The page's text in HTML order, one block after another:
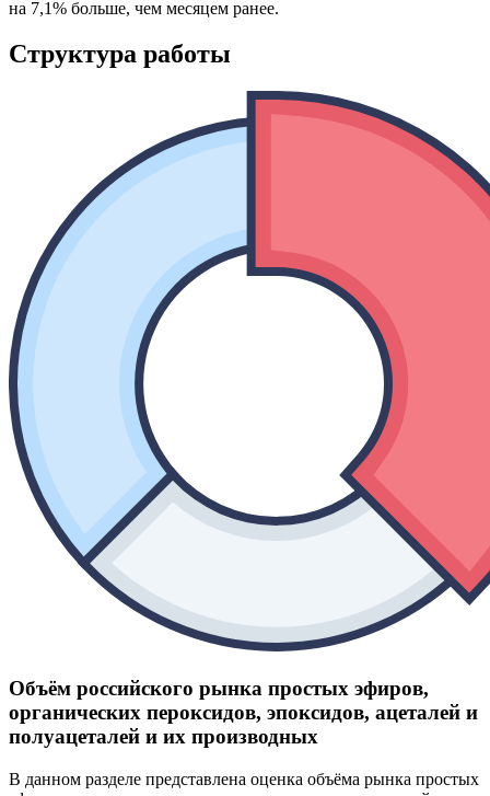
на 7,1% больше, чем месяцем ранее.
Структура работы
Объём российского рынка простых эфиров,
органических пероксидов, эпоксидов, ацеталей и
полуацеталей и их производных
В данном разделе представлена оценка объёма рынка простых